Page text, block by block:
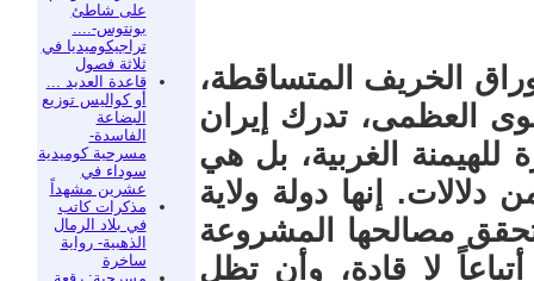
على شاطئ
بونتوس-....
تراجيكوميديا في
ثلاثة فصول
قاعدة العديد ...
أو كواليس توزيع
البضاعة
الفاسدة-
مسرحية كوميدية
سوداء في
عشرين مشهداً
مذكرات كاتب
في بلاد الرمال
الذهبية- رواية
ساخرة
الخريف المتساقطة،
العظمى، تدرك إيران
الغربية، بل هي
إنها دولة ولاية
مصالحها المشروعة
لا قادة، وأن تظل